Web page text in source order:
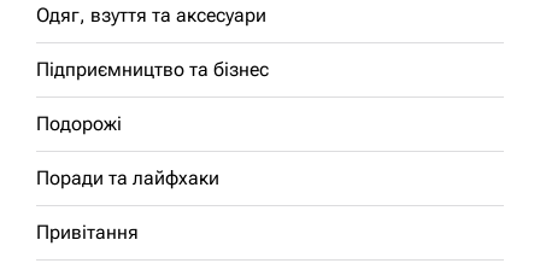
Одяг, взуття та аксесуари
Підприємництво та бізнес
Подорожі
Поради та лайфхаки
Привітання